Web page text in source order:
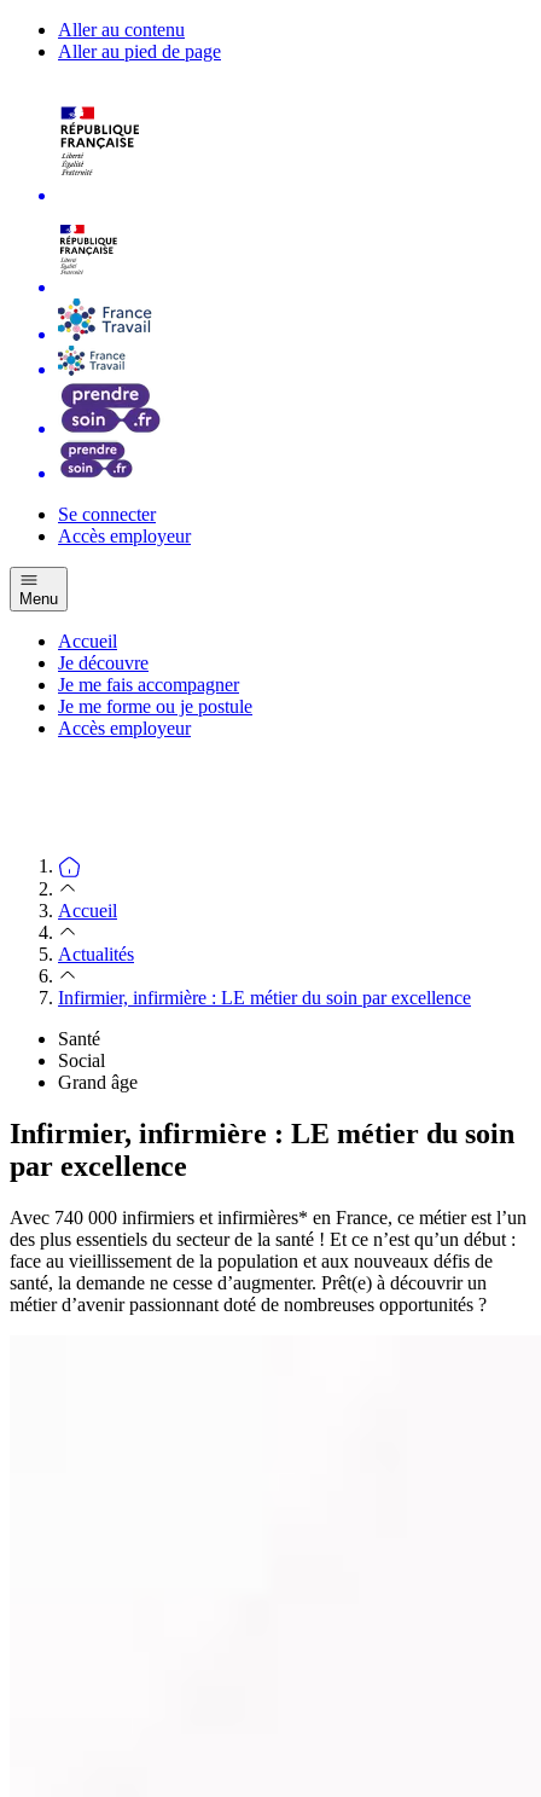
Aller au contenu
Aller au pied de page
Se connecter
Accès employeur
Menu
Accueil
Je découvre
Je me fais accompagner
Je me forme ou je postule
Accès employeur
Accueil
Actualités
Infirmier, infirmière : LE métier du soin par excellence
Santé
Social
Grand âge
Infirmier, infirmière : LE métier du soin
par excellence
Avec 740 000 infirmiers et infirmières* en France, ce métier est l’un
des plus essentiels du secteur de la santé ! Et ce n’est qu’un début :
face au vieillissement de la population et aux nouveaux défis de
santé, la demande ne cesse d’augmenter. Prêt(e) à découvrir un
métier d’avenir passionnant doté de nombreuses opportunités ?